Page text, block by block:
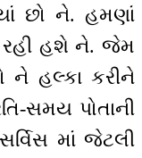
છો ને. હમણાં
રહી હશે ને. જેમ
હલ્કા કરીને
સમય પોતાની
માં જેટલી